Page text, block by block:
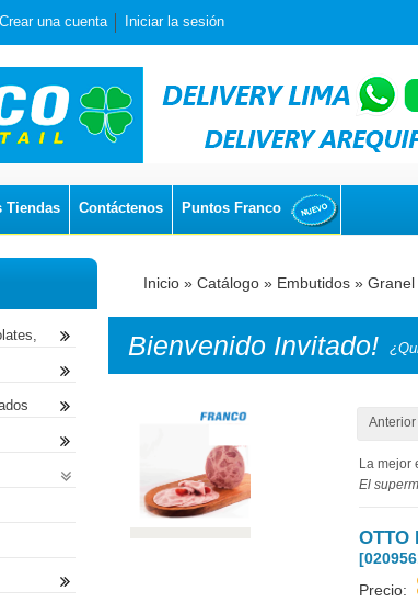
Crear una cuenta Iniciar la sesión
Tiendas Contáctenos Puntos Franco
Inicio » Catálogo » Embutidos » Granel
Bienvenido Invitado!
Anterior
La mejor
El
OTTO
Precio: